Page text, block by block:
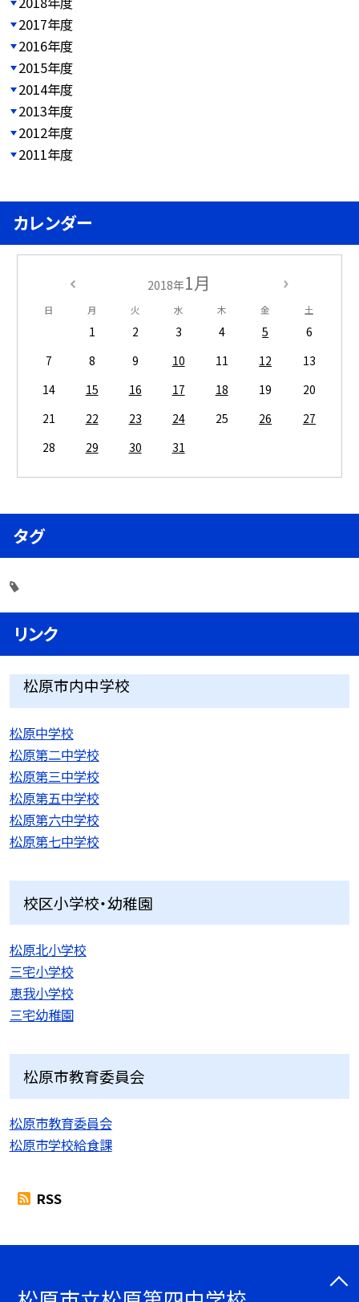
2017年度
2016年度
2015年度
2014年度
2013年度
2012年度
2011年度
カレンダー
2018年1月
日 月 火 水 木 金 土
1 2 3 4 5
6
7
8 9 10 11 12
13
14
15 16 17 18 19
20
21
22 23 24 25 26
27
28
29 30 31
タグ
リンク
松原市内中学校
松原中学校
松原第二中学校
松原第三中学校
松原第五中学校
松原第六中学校
松原第七中学校
校区小学校・幼稚園
松原北小学校
三宅小学校
恵我小学校
三宅幼稚園
松原市教育委員会
松原市教育委員会
松原市学校給食課
RSS